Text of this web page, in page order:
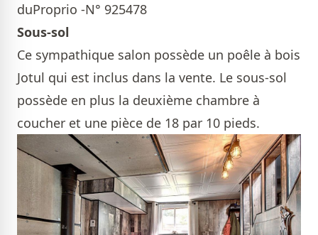
duProprio -N° 925478
Sous-sol
Ce sympathique salon possède un poêle à bois
Jotul qui est inclus dans la vente. Le sous-sol
possède en plus la deuxième chambre à
coucher et une pièce de 18 par 10 pieds.